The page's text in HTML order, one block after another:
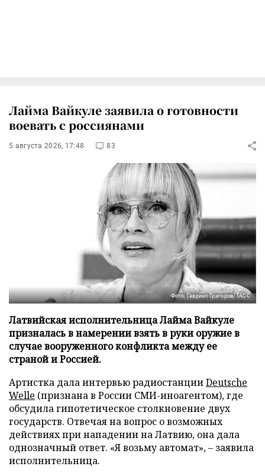
Лайма Вайкуле заявила о готовности
воевать с россиянами
5 августа 2026, 17:48 83
Фото: Гавриил Григоров/ТАСС
Латвийская исполнительница Лайма Вайкуле
призналась в намерении взять в руки оружие в
случае вооруженного конфликта между ее
страной и Россией.
Артистка дала интервью радиостанцииDeutsche
Welle (признана в России СМИ-иноагентом), где
обсудила гипотетическое столкновение двух
государств. Отвечая на вопрос о возможных
действиях при нападении на Латвию, она дала
однозначный ответ. «Я возьму автомат», – заявила
исполнительница.